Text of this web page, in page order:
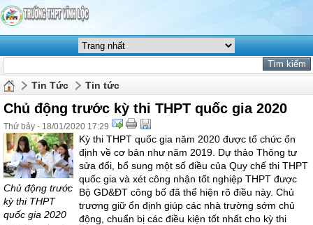
Tin Tức Tin tức
Chủ động trước kỳ thi THPT quốc gia 2020
Thứ bảy - 18/01/2020 17:29
Chủ động trước
kỳ thi THPT
quốc gia 2020
Kỳ thi THPT quốc gia năm 2020 được tổ chức ổn
định về cơ bản như năm 2019. Dự thảo Thông tư
sửa đổi, bổ sung một số điều của Quy chế thi THPT
quốc gia và xét công nhận tốt nghiệp THPT được
Bộ GD&ĐT công bố đã thể hiện rõ điều này. Chủ
trương giữ ổn định giúp các nhà trường sớm chủ
động, chuẩn bị các điều kiện tốt nhất cho kỳ thi